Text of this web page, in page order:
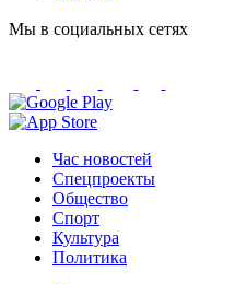
Мы в социальных сетях
Час новостей
Спецпроекты
Общество
Спорт
Культура
Политика